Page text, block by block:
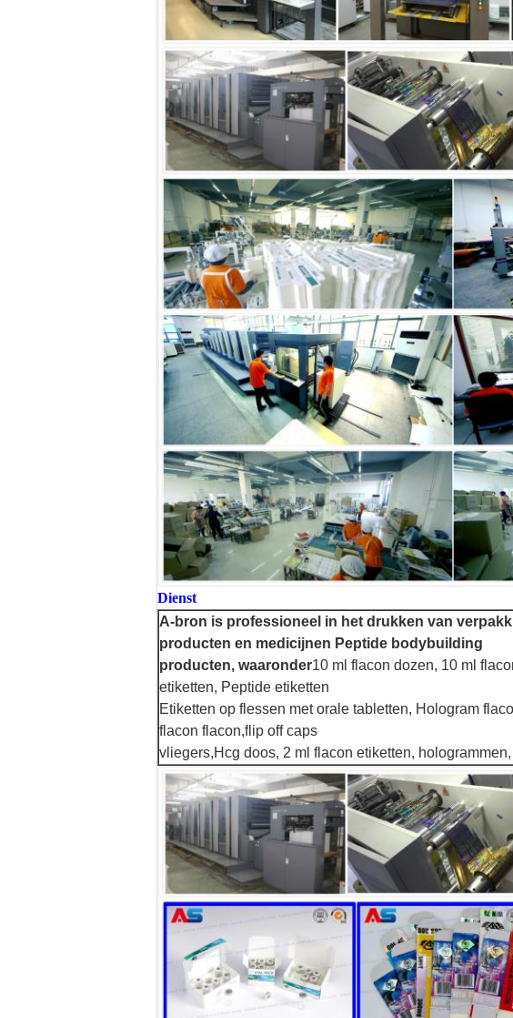
Dienst
A-bron is professioneel in het drukken van
producten en medicijnen Peptide bodybuilding
producten, waaronder10 ml flacon dozen, 10 ml
etiketten, Peptide etiketten
Etiketten op flessen met orale tabletten, Hologram
flacon flacon,f lip off caps
vliegers,Hcg doos, 2 ml flacon etiketten,